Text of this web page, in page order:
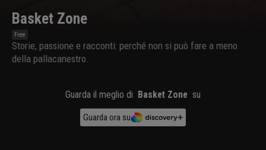
Basket Zone
Free
Storie, passione e racconti: perché non si può fare a meno
della pallacanestro.
Guarda il meglio di Basket Zone su
Guarda ora su